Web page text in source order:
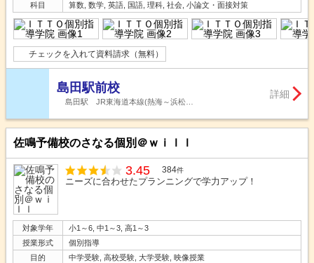
科目
算数, 数学, 英語, 国語, 理科, 社会, 小論文・面接対策
チェックを入れて資料請求（無料）
島田駅前校
島田駅 JR東海道本線(熱海～浜松…
詳細
佐鳴予備校のさなる個別＠ｗｉｌｌ
3.45 384件
ニーズに合わせたプランニングで学力アップ！
対象学年
小1～6, 中1～3, 高1～3
授業形式
個別指導
目的
中学受験, 高校受験, 大学受験, 映像授業